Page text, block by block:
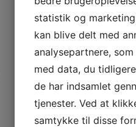
statistik og
kan blive delt med
analysepartnere,
med data, du
de har indsamlet
tjenester. Ved at
samtykke til disse